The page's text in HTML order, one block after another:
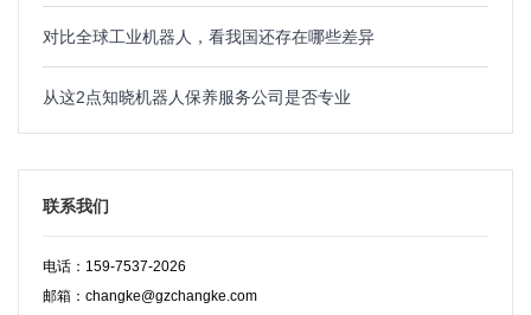
对比全球工业机器人，看我国还存在哪些差异
从这2点知晓机器人保养服务公司是否专业
联系我们
电话：159-7537-2026
邮箱：changke@gzchangke.com